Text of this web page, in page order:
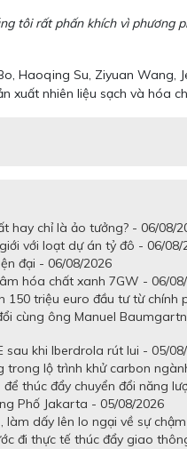
tôi rất phấn khích vì phương
Haoqing Su, Ziyuan Wang,
nhiên liệu sạch và hóa
hay chỉ là ảo tưởng? - 06/08/
với loạt dự án tỷ đô - 06/08/
đại - 06/08/2026
hóa chất xanh 7GW - 06/
triệu euro đầu tư từ chính
cùng ông Manuel
khi Iberdrola rút lui - 05/
trong lộ trình khử carbon
thúc đẩy chuyển đổi năng
Phố Jakarta - 05/08/2026
dấy lên lo ngại về sự
đi thực tế thúc đẩy giao